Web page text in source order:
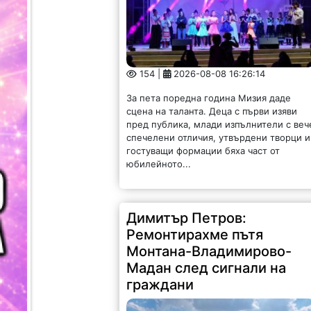
154 | 2026-08-08 16:26:14
За пета поредна година Мизия даде
сцена на таланта. Деца с първи изяви
пред публика, млади изпълнители с
спечелени отличия, утвърдени творци и
гостуващи формации бяха част от
юбилейното...
Димитър Петров:
Ремонтирахме пътя
Монтана-Владимирово-
Мадан след сигнали на
граждани